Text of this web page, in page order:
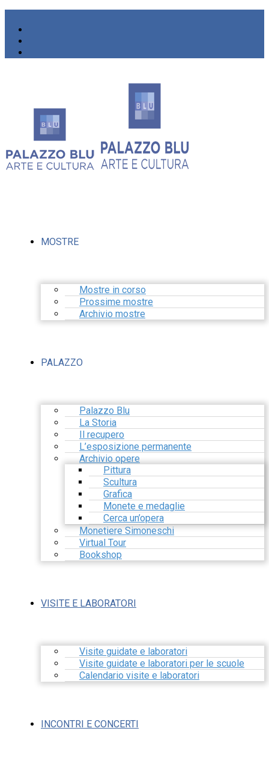
MOSTRE
Mostre in corso
Prossime mostre
Archivio mostre
PALAZZO
Palazzo Blu
La Storia
Il recupero
L’esposizione permanente
Archivio opere
Pittura
Scultura
Grafica
Monete e medaglie
Cerca un’opera
Monetiere Simoneschi
Virtual Tour
Bookshop
VISITE E LABORATORI
Visite guidate e laboratori
Visite guidate e laboratori per le scuole
Calendario visite e laboratori
INCONTRI E CONCERTI